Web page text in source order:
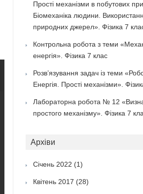
Прості механізми в побутових
Біомеханіка людини.
природних джерел». Фізика 7
Контрольна робота з теми
енергія». Фізика 7 клас
Розв’язування задач із теми
Енергія. Прості механізми».
Лабораторна робота № 12
простого механізму». Фізика 7
Архіви
Січень 2022 (1)
Квітень 2017 (28)